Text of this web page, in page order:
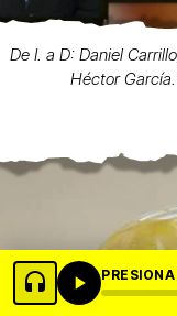
De I. a D: Daniel
Héctor